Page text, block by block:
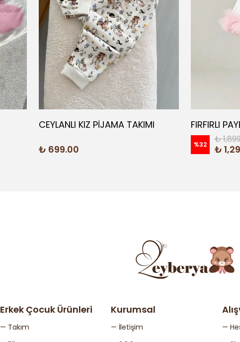
CEYLANLI KIZ PİJAMA TAKIMI
₺ 699.00
FIRFIRLI
%32 ₺
₺
Erkek Çocuk Ürünleri
— Takım
Kurumsal
— İletişim
—